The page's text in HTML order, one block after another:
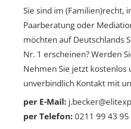
Sie sind im (Familien)recht,
Paarberatung oder
möchten auf Deutschlands
Nr. 1 erscheinen? Werden
Nehmen Sie jetzt kostenlos
unverbindlich Kontakt mit
per E-Mail:
per Telefon: 0211 99 43 95